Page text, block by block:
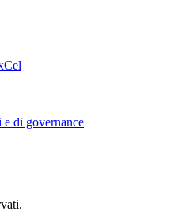
di governance